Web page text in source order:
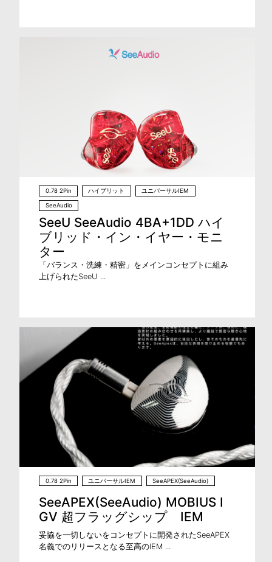
0.78 2Pin ハイブリット ユニバーサルIEM
SeeAudio
SeeU SeeAudio 4BA+1DD ハイ
ブリッド・イン・イヤー・モニ
ター
「バランス・洗練・精密」をメインコンセプトに組み
上げられたSeeU ...
0.78 2Pin ユニバーサルIEM SeeAPEX(SeeAudio)
SeeAPEX(SeeAudio) MOBIUS I
GV 超フラッグシップ IEM
妥協を一切しないをコンセプトに開発されたSeeAPEX
名義でのリリースとなる至高のIEM ...